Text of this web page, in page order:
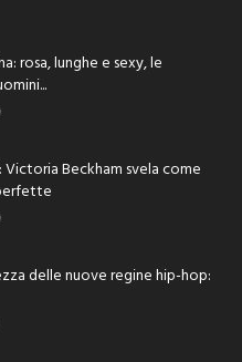
rosa, lunghe e sexy, le
Beckham svela come
delle nuove regine hip-hop: